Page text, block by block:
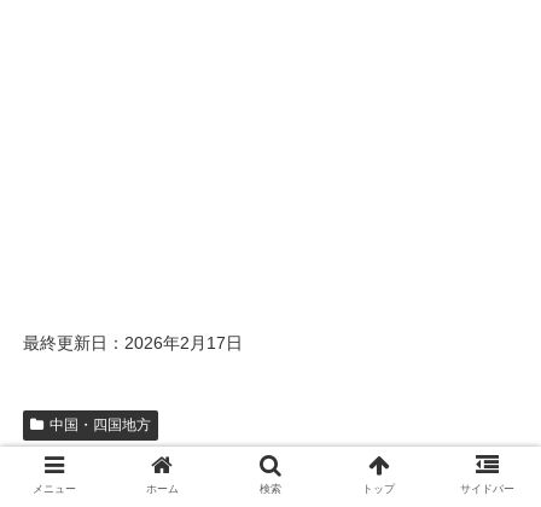
最終更新日：2026年2月17日
中国・四国地方
まちづくり 中低層 中高層 公共施設
公園・広場
再開発
大規模開発 歩行者ネットワーク 複合施設
メニュー ホーム 検索 トップ サイドバー